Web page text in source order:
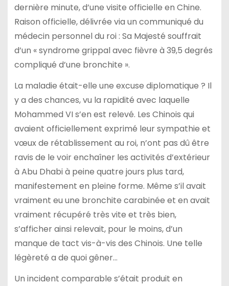
dernière minute, d’une visite officielle en Chine.
Raison officielle, délivrée via un communiqué du
médecin personnel du roi : Sa Majesté souffrait
d’un « syndrome grippal avec fièvre à 39,5 degrés
compliqué d’une bronchite ».
La maladie était-elle une excuse diplomatique ? Il
y a des chances, vu la rapidité avec laquelle
Mohammed VI s’en est relevé. Les Chinois qui
avaient officiellement exprimé leur sympathie et
vœux de rétablissement au roi, n’ont pas dû être
ravis de le voir enchaîner les activités d’extérieur
à Abu Dhabi à peine quatre jours plus tard,
manifestement en pleine forme. Même s’il avait
vraiment eu une bronchite carabinée et en avait
vraiment récupéré très vite et très bien,
s’afficher ainsi relevait, pour le moins, d’un
manque de tact vis-à-vis des Chinois. Une telle
légèreté a de quoi gêner…
Un incident comparable s’était produit en